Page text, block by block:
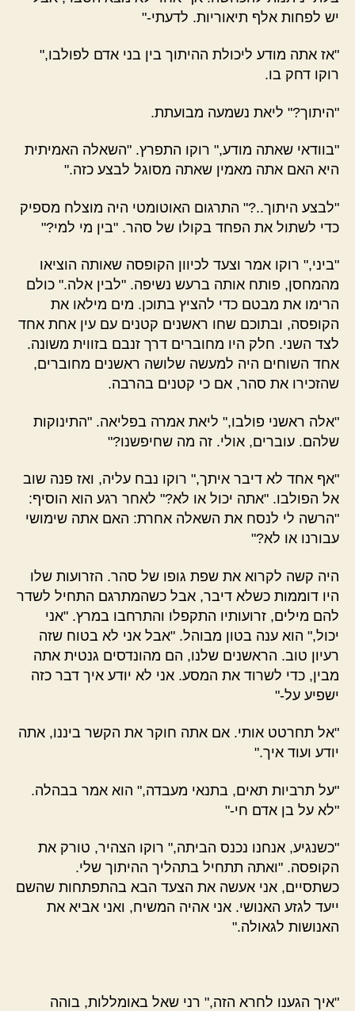
יש לפחות אלף תיאוריות. לדעתי-"
"אז אתה מודע ליכולת ההיתוך בין בני אדם לפולבו,"
רוקו דחק בו.
"היתוך?" ליאת נשמעה מבועתת.
"בוודאי שאתה מודע," רוקו התפרץ. "השאלה האמיתית
היא האם אתה מאמין שאתה מסוגל לבצע כזה."
"לבצע היתוך..?" התרגום האוטומטי היה מוצלח מספיק
כדי לשתול את הפחד בקולו של סהר. "בין מי למי?"
"ביני," רוקו אמר וצעד לכיוון הקופסה שאותה הוציאו
מהמחסן, פותח אותה ברעש נשיפה. "לבין אלה." כולם
הרימו את מבטם כדי להציץ בתוכן. מים מילאו את
הקופסה, ובתוכם שחו ראשנים קטנים עם עין אחת אחד
לצד השני. חלק היו מחוברים דרך זנבם בזווית משונה.
אחד השוחים היה למעשה שלושה ראשנים מחוברים,
שהזכירו את סהר, אם כי קטנים בהרבה.
"אלה ראשני פולבו," ליאת אמרה בפליאה. "התינוקות
שלהם. עוברים, אולי. זה מה שחיפשנו?"
"אף אחד לא דיבר איתך," רוקו נבח עליה, ואז פנה שוב
אל הפולבו. "אתה יכול או לא?" לאחר רגע הוא הוסיף:
"הרשה לי לנסח את השאלה אחרת: האם אתה שימושי
עבורנו או לא?"
היה קשה לקרוא את שפת גופו של סהר. הזרועות שלו
היו דוממות כשלא דיבר, אבל כשהמתרגם התחיל לשדר
להם מילים, זרועותיו התקפלו והתרחבו במרץ. "אני
יכול," הוא ענה בטון מבוהל. "אבל אני לא בטוח שזה
רעיון טוב. הראשנים שלנו, הם מהונדסים גנטית אתה
מבין, כדי לשרוד את המסע. אני לא יודע איך דבר כזה
ישפיע על-"
"אל תחרטט אותי. אם אתה חוקר את הקשר ביננו, אתה
יודע ועוד איך."
"על תרביות תאים, בתנאי מעבדה," הוא אמר בבהלה.
"לא על בן אדם חי-"
"כשנגיע, אנחנו נכנס הביתה," רוקו הצהיר, טורק את
הקופסה. "ואתה תתחיל בתהליך ההיתוך שלי.
כשתסיים, אני אעשה את הצעד הבא בהתפתחות שהשם
ייעד לגזע האנושי. אני אהיה המשיח, ואני אביא את
האנושות לגאולה."
"איך הגענו לחרא הזה," רני שאל באומללות, בוהה